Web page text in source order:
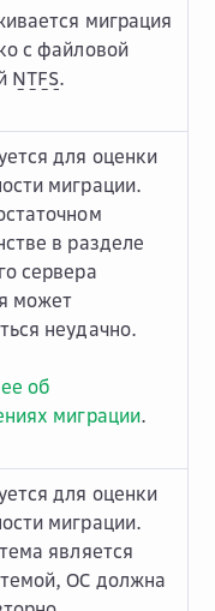
миграция
с файловой
NTFS.
для оценки
миграции.
в разделе
сервера
может
неудачно.
об
миграции.
для оценки
миграции.
является
ОС должна